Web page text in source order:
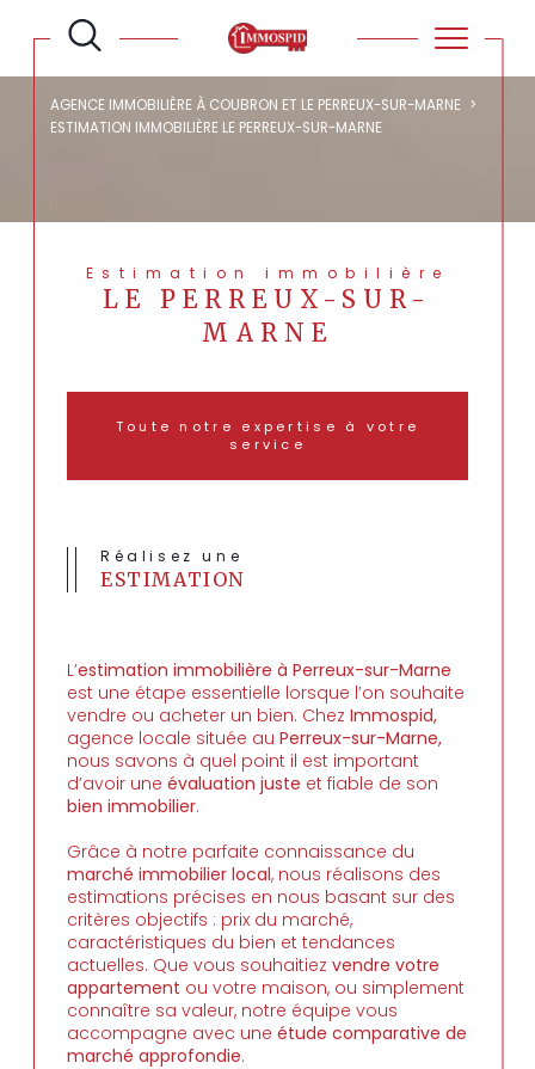
AGENCE IMMOBILIÈRE À COUBRON ET LE PERREUX-SUR-MARNE
ESTIMATION IMMOBILIÈRE LE PERREUX-SUR-MARNE
Estimation immobilière
LE PERREUX-SUR-
MARNE
Toute notre expertise à votre
service
Réalisez une
ESTIMATION
L’estimation immobilière à Perreux-sur-Marne
est une étape essentielle lorsque l’on souhaite
vendre ou acheter un bien. Chez Immospid,
agence locale située au Perreux-sur-Marne,
nous savons à quel point il est important
d’avoir une évaluation juste et fiable de son
bien immobilier.
Grâce à notre parfaite connaissance du
marché immobilier local, nous réalisons des
estimations précises en nous basant sur des
critères objectifs : prix du marché,
caractéristiques du bien et tendances
actuelles. Que vous souhaitiez vendre votre
appartement ou votre maison, ou simplement
connaître sa valeur, notre équipe vous
accompagne avec une étude comparative de
marché approfondie.